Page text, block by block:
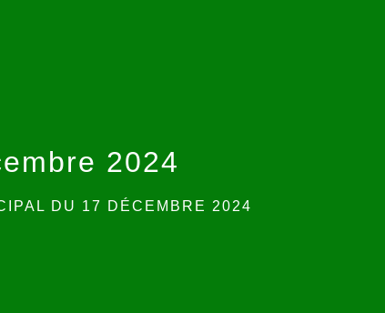
2024
DU 17 DÉCEMBRE 2024